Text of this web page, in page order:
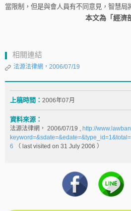
當限制，但是與會人員有不同意見，智慧局
本文為「經濟
相關連結
法源法律網，2006/07/19
上稿時間： 2006年07月
資料來源：
法源法律網， 2006/07/19 , http://
6
（ last visited on 31 July 2006 ）